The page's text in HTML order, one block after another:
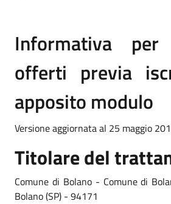
Informativa
offerti previa
apposito modulo
Versione aggiornata al 25 maggio
Titolare del
Comune di Bolano - Comune di
Bolano (SP) - 94171